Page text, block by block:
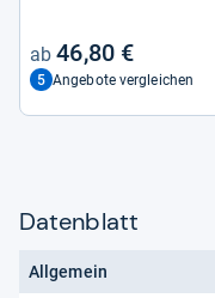
46,80 €
5 Angebote vergleichen
Datenblatt
Allgemein